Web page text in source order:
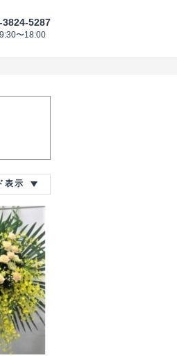
5287
〜18:00
表示